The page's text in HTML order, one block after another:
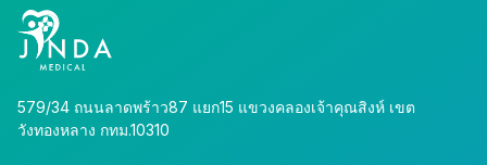
579/34 ถนนลาดพร้าว87 แยก15 แขวงคลองเจ้าคุณสิงห์ เขต
วังทองหลาง กทม.10310